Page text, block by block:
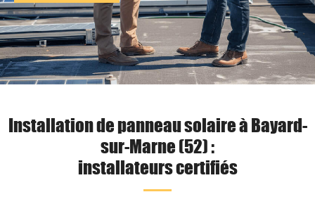
Installation de panneau solaire à Bayard-
sur-Marne (52) :
installateurs certifiés